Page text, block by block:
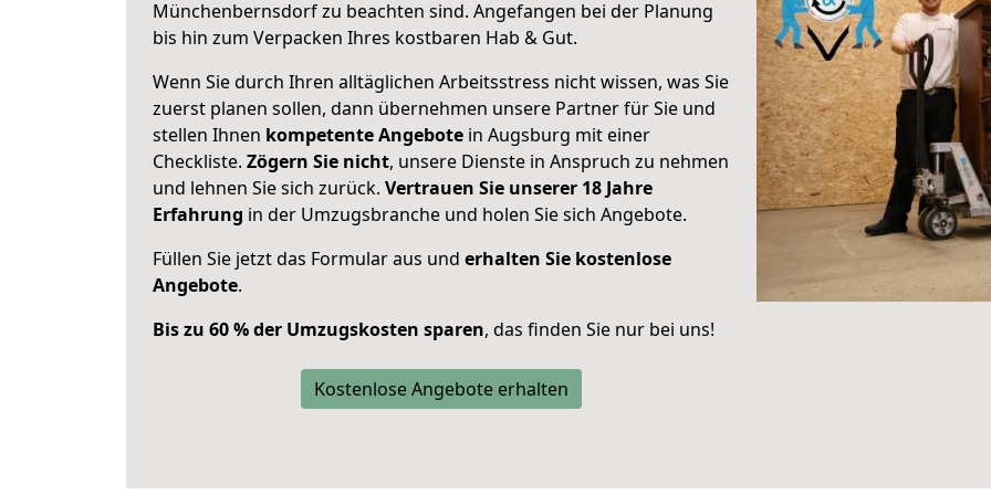
Münchenbernsdorf zu beachten sind. Angefangen bei der Planung
bis hin zum Verpacken Ihres kostbaren Hab & Gut.
Wenn Sie durch Ihren alltäglichen Arbeitsstress nicht wissen, was Sie
zuerst planen sollen, dann übernehmen unsere Partner für Sie und
stellen Ihnen kompetente Angebote in Augsburg mit einer
Checkliste. Zögern Sie nicht, unsere Dienste in Anspruch zu nehmen
und lehnen Sie sich zurück. Vertrauen Sie unserer 18 Jahre
Erfahrung in der Umzugsbranche und holen Sie sich Angebote.
Füllen Sie jetzt das Formular aus und erhalten Sie kostenlose
Angebote.
Bis zu 60 % der Umzugskosten sparen, das finden Sie nur bei uns!
Kostenlose Angebote erhalten